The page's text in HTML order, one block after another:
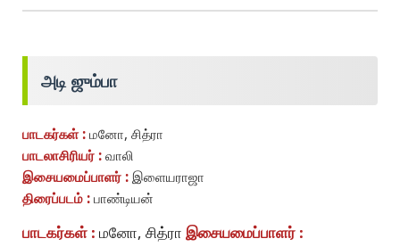
அடி ஜும்பா
பாடகர்கள் : மனோ, சித்ரா
பாடலாசிரியர் : வாலி
இசையமைப்பாளர் : இளையராஜா
திரைப்படம் : பாண்டியன்
பாடகர்கள் : மனோ, சித்ரா இசையமைப்பாளர் :